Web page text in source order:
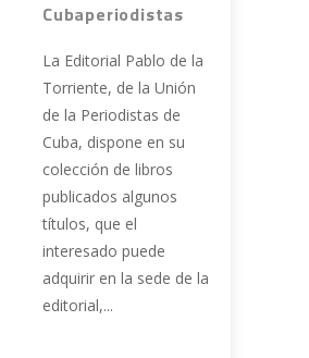
Cubaperiodistas
La Editorial Pablo de la
Torriente, de la Unión
de la Periodistas de
Cuba, dispone en su
colección de libros
publicados algunos
títulos, que el
interesado puede
adquirir en la sede de la
editorial,...